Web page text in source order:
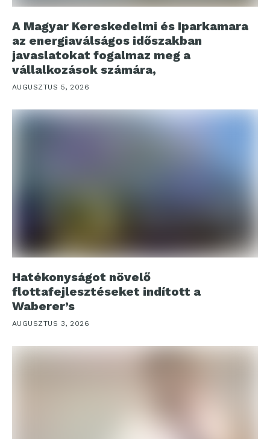
A Magyar Kereskedelmi és Iparkamara
az energiaválságos időszakban
javaslatokat fogalmaz meg a
vállalkozások számára,
AUGUSZTUS 5, 2026
Hatékonyságot növelő
flottafejlesztéseket indított a
Waberer’s
AUGUSZTUS 3, 2026